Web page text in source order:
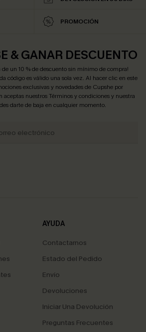
PROMOCIÓN
& GANAR DESCUENTO
de un 10 % de descuento sin mínimo de compra!
código es válido una sola vez. Al hacer clic en este
exclusivas y novedades de Cupshe por
aceptas nuestrosTérminos y condicionesy nuestra
darte de baja en cualquier momento.
AYUDA
Contactarnos
Estado del Pedido
Envío
Devoluciones
Iniciar Una Devolución
Preguntas Frecuentes